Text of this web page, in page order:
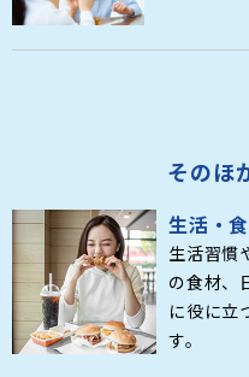
そのほ
生活・
生活習慣
の食材、
に役に立
す。